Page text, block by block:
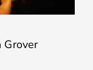
Grover